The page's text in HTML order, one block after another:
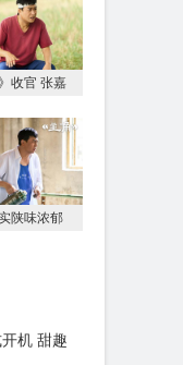
收官 张嘉
演员本真
陕味浓郁
机 甜趣